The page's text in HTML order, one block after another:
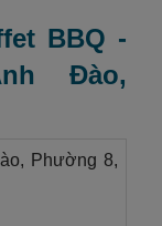
BBQ -
Đào,
Phường 8,